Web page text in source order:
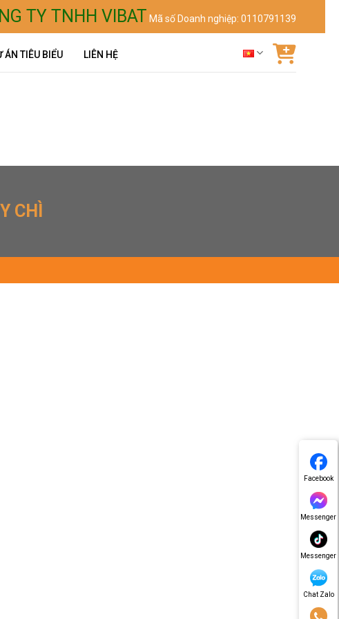
TY TNHH VIBAT Mã số Doanh nghiệp: 0110791139
ÁN TIÊU BIỂU LIÊN HỆ
CHÌ
Facebook
Messenger
Messenger
Chat Zalo